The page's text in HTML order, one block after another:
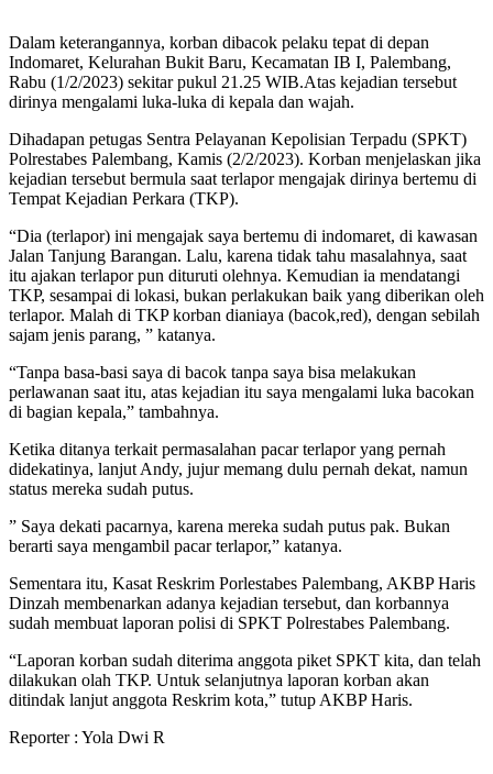
Dalam keterangannya, korban dibacok pelaku tepat di depan
Indomaret, Kelurahan Bukit Baru, Kecamatan IB I, Palembang,
Rabu (1/2/2023) sekitar pukul 21.25 WIB.Atas kejadian tersebut
dirinya mengalami luka-luka di kepala dan wajah.
Dihadapan petugas Sentra Pelayanan Kepolisian Terpadu (SPKT)
Polrestabes Palembang, Kamis (2/2/2023). Korban menjelaskan jika
kejadian tersebut bermula saat terlapor mengajak dirinya bertemu di
Tempat Kejadian Perkara (TKP).
“Dia (terlapor) ini mengajak saya bertemu di indomaret, di kawasan
Jalan Tanjung Barangan. Lalu, karena tidak tahu masalahnya, saat
itu ajakan terlapor pun dituruti olehnya. Kemudian ia mendatangi
TKP, sesampai di lokasi, bukan perlakukan baik yang diberikan oleh
terlapor. Malah di TKP korban dianiaya (bacok,red), dengan sebilah
sajam jenis parang, ” katanya.
“Tanpa basa-basi saya di bacok tanpa saya bisa melakukan
perlawanan saat itu, atas kejadian itu saya mengalami luka bacokan
di bagian kepala,” tambahnya.
Ketika ditanya terkait permasalahan pacar terlapor yang pernah
didekatinya, lanjut Andy, jujur memang dulu pernah dekat, namun
status mereka sudah putus.
” Saya dekati pacarnya, karena mereka sudah putus pak. Bukan
berarti saya mengambil pacar terlapor,” katanya.
Sementara itu, Kasat Reskrim Porlestabes Palembang, AKBP Haris
Dinzah membenarkan adanya kejadian tersebut, dan korbannya
sudah membuat laporan polisi di SPKT Polrestabes Palembang.
“Laporan korban sudah diterima anggota piket SPKT kita, dan telah
dilakukan olah TKP. Untuk selanjutnya laporan korban akan
ditindak lanjut anggota Reskrim kota,” tutup AKBP Haris.
Reporter : Yola Dwi R